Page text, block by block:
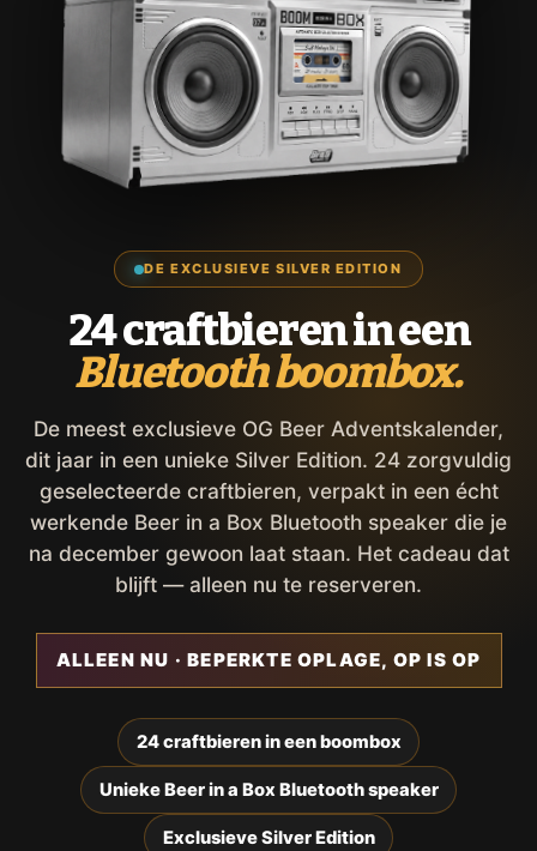
DE EXCLUSIEVE SILVER EDITION
24 craftbieren in een
Bluetooth boombox.
De meest exclusieve OG Beer Adventskalender,
dit jaar in een unieke Silver Edition. 24 zorgvuldig
geselecteerde craftbieren, verpakt in een écht
werkende Beer in a Box Bluetooth speaker die je
na december gewoon laat staan. Het cadeau dat
blijft — alleen nu te reserveren.
ALLEEN NU · BEPERKTE OPLAGE, OP IS OP
24 craftbieren in een boombox
Unieke Beer in a Box Bluetooth speaker
Exclusieve Silver Edition